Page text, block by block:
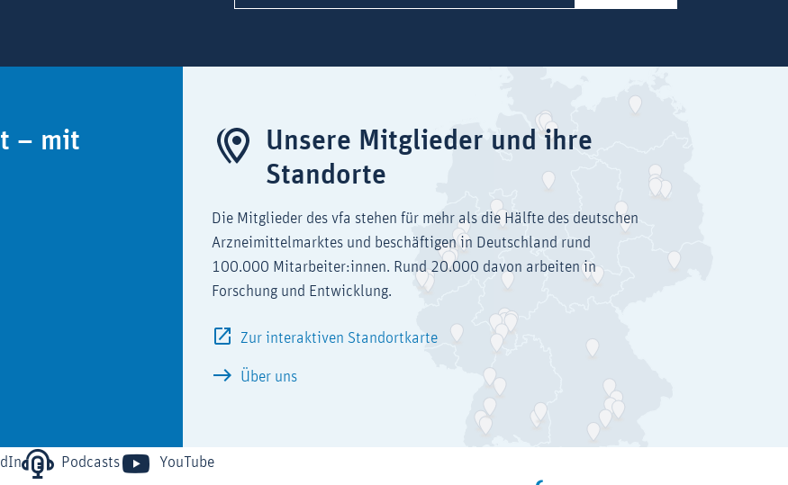
– mit
Unsere Mitglieder und ihre
Standorte
Die Mitglieder des vfa stehen für mehr als die Hälfte des deutschen
Arzneimittelmarktes und beschäftigen in Deutschland rund
100.000 Mitarbeiter:innen. Rund 20.000 davon arbeiten in
Forschung und Entwicklung.
Zur interaktiven Standortkarte
Über uns
Podcasts YouTube